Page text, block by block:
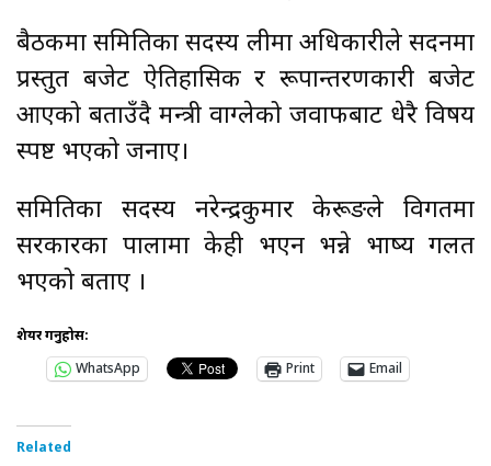
बैठकमा समितिका सदस्य लीमा अधिकारीले सदनमा
प्रस्तुत बजेट ऐतिहासिक र रूपान्तरणकारी बजेट
आएको बताउँदै मन्त्री वाग्लेको जवाफबाट धेरै विषय
स्पष्ट भएको जनाए।
समितिका सदस्य नरेन्द्रकुमार केरूङले विगतमा
सरकारका पालामा केही भएन भन्ने भाष्य गलत
भएको बताए ।
शेयर गर्नुहोस:
WhatsApp
Print Email
Related